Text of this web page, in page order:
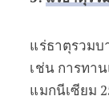
แร่ธาตุรวม
เช่น การทา
แมกนีเซียม